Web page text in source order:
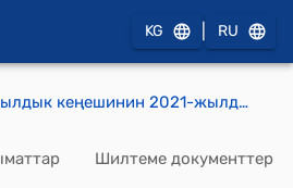
KG RU
1-Май айылдык кеңешинин 2021-жылдын 30-ноябрындагы № 8 “1-Май айыл аймагынын Совет-Сай айылындагы “Ак-Тилек” балдар бакчасын капиталдык ремонттон өткөрүү” долбооруна акча каражатын ажыратуу жөнүндө" токтому
Шилтеме документтер